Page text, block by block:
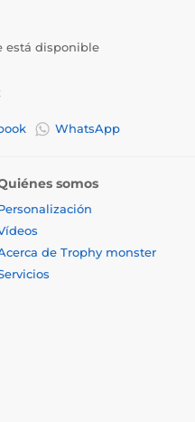
está disponible
WhatsApp
somos
de Trophy monster